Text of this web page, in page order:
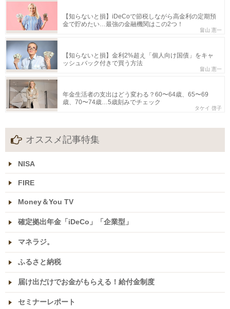
【知らないと損】iDeCoで節税しながら高金利の定期預
金で貯めたい…最強の金融機関はこの2つ！
畠山 憲一
【知らないと損】金利2%超え「個人向け国債」をキャ
ッシュバック付きで買う方法
畠山 憲一
年金生活者の支出はどう変わる？60〜64歳、65〜69
歳、70〜74歳…5歳刻みでチェック
タケイ 啓子
オススメ記事特集
NISA
FIRE
Money＆You TV
確定拠出年金「iDeCo」「企業型」
マネラジ。
ふるさと納税
届け出だけでお金がもらえる！給付金制度
セミナーレポート